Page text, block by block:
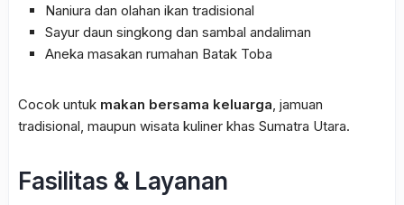
Naniura dan olahan ikan tradisional
Sayur daun singkong dan sambal andaliman
Aneka masakan rumahan Batak Toba
Cocok untuk makan bersama keluarga , jamuan
tradisional, maupun wisata kuliner khas Sumatra Utara.
Fasilitas & Layanan